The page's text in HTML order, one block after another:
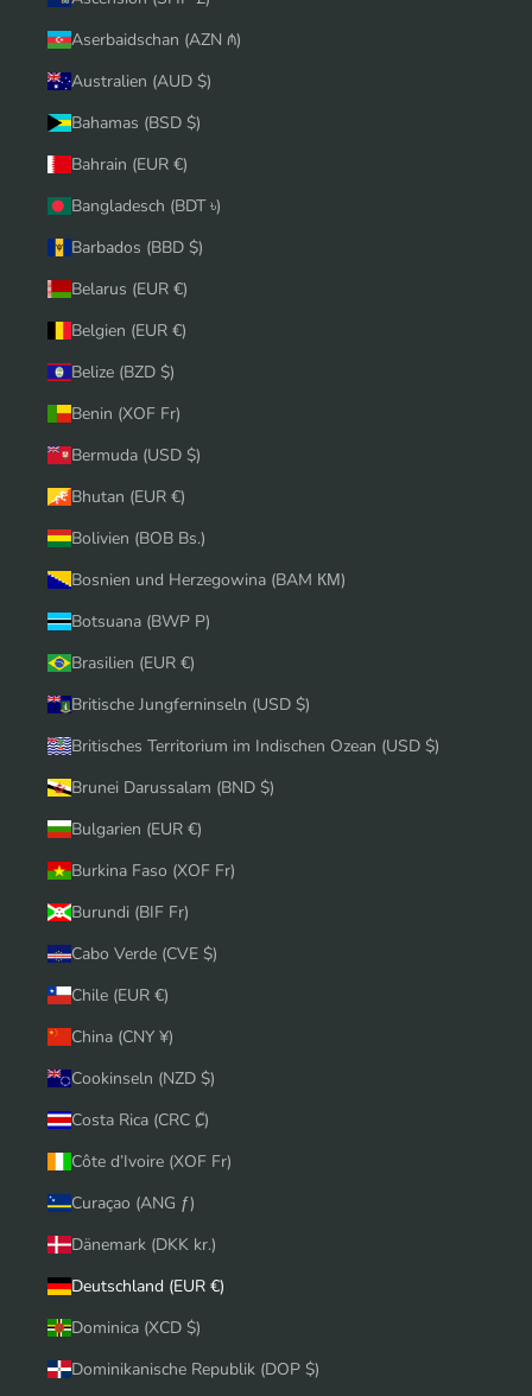
Aserbaidschan (AZN ₼)
Australien (AUD $)
Bahamas (BSD $)
Bahrain (EUR €)
Bangladesch (BDT ৳)
Barbados (BBD $)
Belarus (EUR €)
Belgien (EUR €)
Belize (BZD $)
Benin (XOF Fr)
Bermuda (USD $)
Bhutan (EUR €)
Bolivien (BOB Bs.)
Bosnien und Herzegowina (BAM КМ)
Botsuana (BWP P)
Brasilien (EUR €)
Britische Jungferninseln (USD $)
Britisches Territorium im Indischen Ozean (USD $)
Brunei Darussalam (BND $)
Bulgarien (EUR €)
Burkina Faso (XOF Fr)
Burundi (BIF Fr)
Cabo Verde (CVE $)
Chile (EUR €)
China (CNY ¥)
Cookinseln (NZD $)
Costa Rica (CRC ₡)
Côte d’Ivoire (XOF Fr)
Curaçao (ANG ƒ)
Dänemark (DKK kr.)
Deutschland (EUR €)
Dominica (XCD $)
Dominikanische Republik (DOP $)